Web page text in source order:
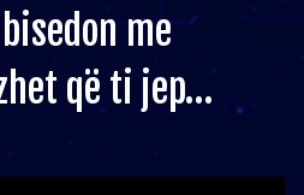
me
që ti jep…